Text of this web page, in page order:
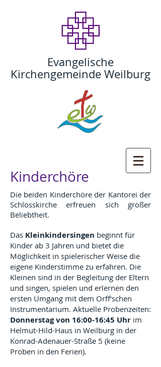
Evangelische
Kirchengemeinde Weilburg
Kinderchöre
Die beiden Kinderchöre der Kantorei der
Schlosskirche erfreuen sich großer
Beliebtheit.
Das Kleinkindersingen beginnt für
Kinder ab 3 Jahren und bietet die
Möglichkeit in spielerischer Weise die
eigene Kinderstimme zu erfahren. Die
Kleinen sind in der Begleitung der Eltern
und singen, spielen und erlernen den
ersten Umgang mit dem Orff‘schen
Instrumentarium. Aktuelle Probenzeiten:
Donnerstag von 16:00-16:45 Uhr im
Helmut-Hild-Haus in Weilburg in der
Konrad-Adenauer-Straße 5 (keine
Proben in den Ferien).